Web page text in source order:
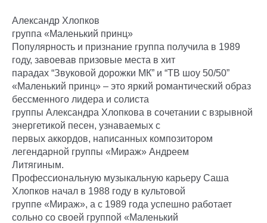
Александр Хлопков
группа «Маленький принц»
Популярность и признание группа получила в 1989
году, завоевав призовые места в хит
парадах “Звуковой дорожки МК” и “ТВ шоу 50/50”
«Маленький принц» – это яркий романтический образ
бессменного лидера и солиста
группы Александра Хлопкова в сочетании с взрывной
энергетикой песен, узнаваемых с
первых аккордов, написанных композитором
легендарной группы «Мираж» Андреем
Литягиным.
Профессиональную музыкальную карьеру Саша
Хлопков начал в 1988 году в культовой
группе «Мираж», а с 1989 года успешно работает
сольно со своей группой «Маленький